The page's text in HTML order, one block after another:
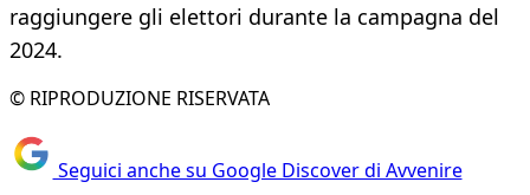
raggiungere gli elettori durante la campagna del
2024.
© RIPRODUZIONE RISERVATA
Seguici anche su Google Discover di Avvenire